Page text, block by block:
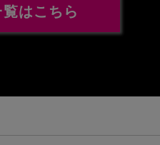
はこちら